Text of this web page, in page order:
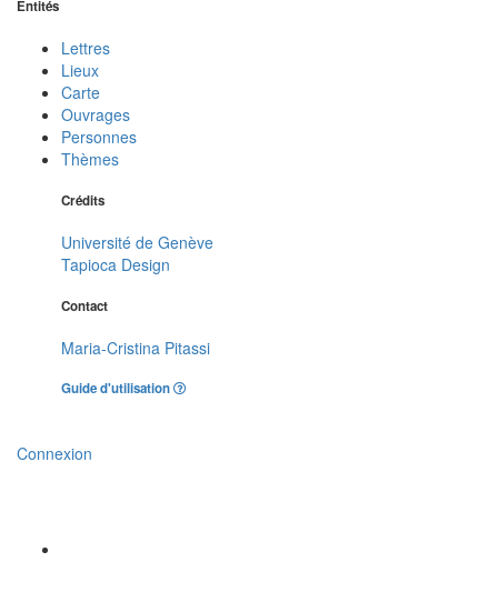
Entités
Lettres
Lieux
Carte
Ouvrages
Personnes
Thèmes
Crédits
Université de Genève
Tapioca Design
Contact
Maria-Cristina Pitassi
Guide d'utilisation
Connexion